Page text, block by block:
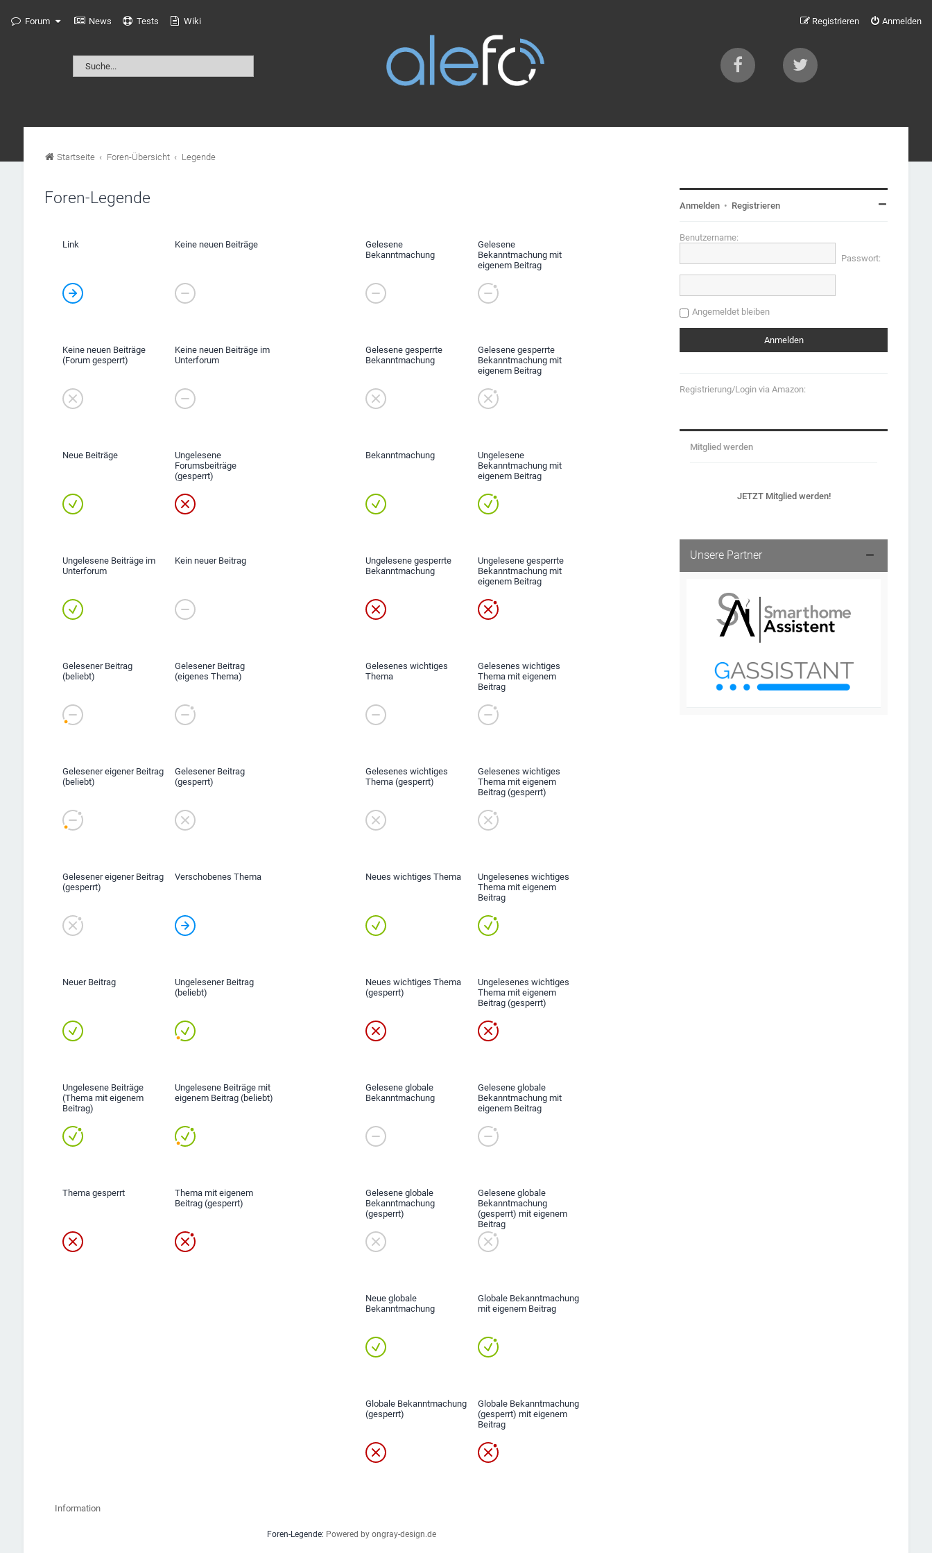
Forum News Tests Wiki Anmelden
Registrieren
Startseite Foren-Übersicht Legende
Foren-Legende
Link Keine neuen Beiträge
Keine neuen Beiträge
(Forum gesperrt)
Keine neuen Beiträge im
Unterforum
Neue Beiträge
Ungelesene
Forumsbeiträge
(gesperrt)
Ungelesene Beiträge im
Unterforum
Kein neuer Beitrag
Gelesener Beitrag
(beliebt)
Gelesener Beitrag
(eigenes Thema)
Gelesener eigener Beitrag
(beliebt)
Gelesener Beitrag
(gesperrt)
Gelesener eigener Beitrag
(gesperrt)
Verschobenes Thema
Neuer Beitrag
Ungelesener Beitrag
(beliebt)
Ungelesene Beiträge
(Thema mit eigenem
Beitrag)
Ungelesene Beiträge mit
eigenem Beitrag (beliebt)
Thema gesperrt
Thema mit eigenem
Beitrag (gesperrt)
Gelesene
Bekanntmachung
Gelesene
Bekanntmachung mit
eigenem Beitrag
Gelesene gesperrte
Bekanntmachung
Gelesene gesperrte
Bekanntmachung mit
eigenem Beitrag
Bekanntmachung
Ungelesene
Bekanntmachung mit
eigenem Beitrag
Ungelesene gesperrte
Bekanntmachung
Ungelesene gesperrte
Bekanntmachung mit
eigenem Beitrag
Gelesenes wichtiges
Thema
Gelesenes wichtiges
Thema mit eigenem
Beitrag
Gelesenes wichtiges
Thema (gesperrt)
Gelesenes wichtiges
Thema mit eigenem
Beitrag (gesperrt)
Neues wichtiges Thema
Ungelesenes wichtiges
Thema mit eigenem
Beitrag
Neues wichtiges Thema
(gesperrt)
Ungelesenes wichtiges
Thema mit eigenem
Beitrag (gesperrt)
Gelesene globale
Bekanntmachung
Gelesene globale
Bekanntmachung mit
eigenem Beitrag
Gelesene globale
Bekanntmachung
(gesperrt)
Gelesene globale
Bekanntmachung
(gesperrt) mit eigenem
Beitrag
Neue globale
Bekanntmachung
Globale Bekanntmachung
mit eigenem Beitrag
Globale Bekanntmachung
(gesperrt)
Globale Bekanntmachung
(gesperrt) mit eigenem
Beitrag
Information
Foren-Legende: Powered by ongray-design.de
Anmelden • Registrieren
Benutzername:
Passwort:
Angemeldet bleiben
Registrierung/Login via Amazon:
Mitglied werden
JETZT Mitglied werden!
Unsere Partner